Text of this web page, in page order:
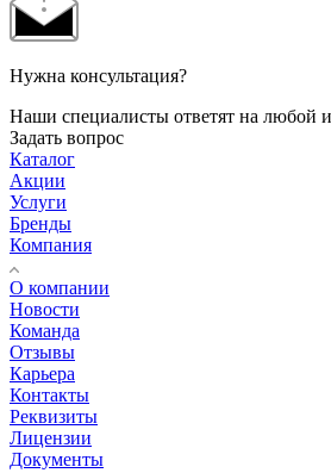
Нужна консультация?
Наши специалисты ответят на любой
Задать вопрос
Каталог
Акции
Услуги
Бренды
Компания
О компании
Новости
Команда
Отзывы
Карьера
Контакты
Реквизиты
Лицензии
Документы